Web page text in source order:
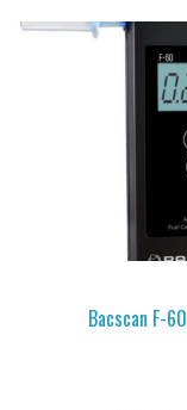
Bacscan F-60